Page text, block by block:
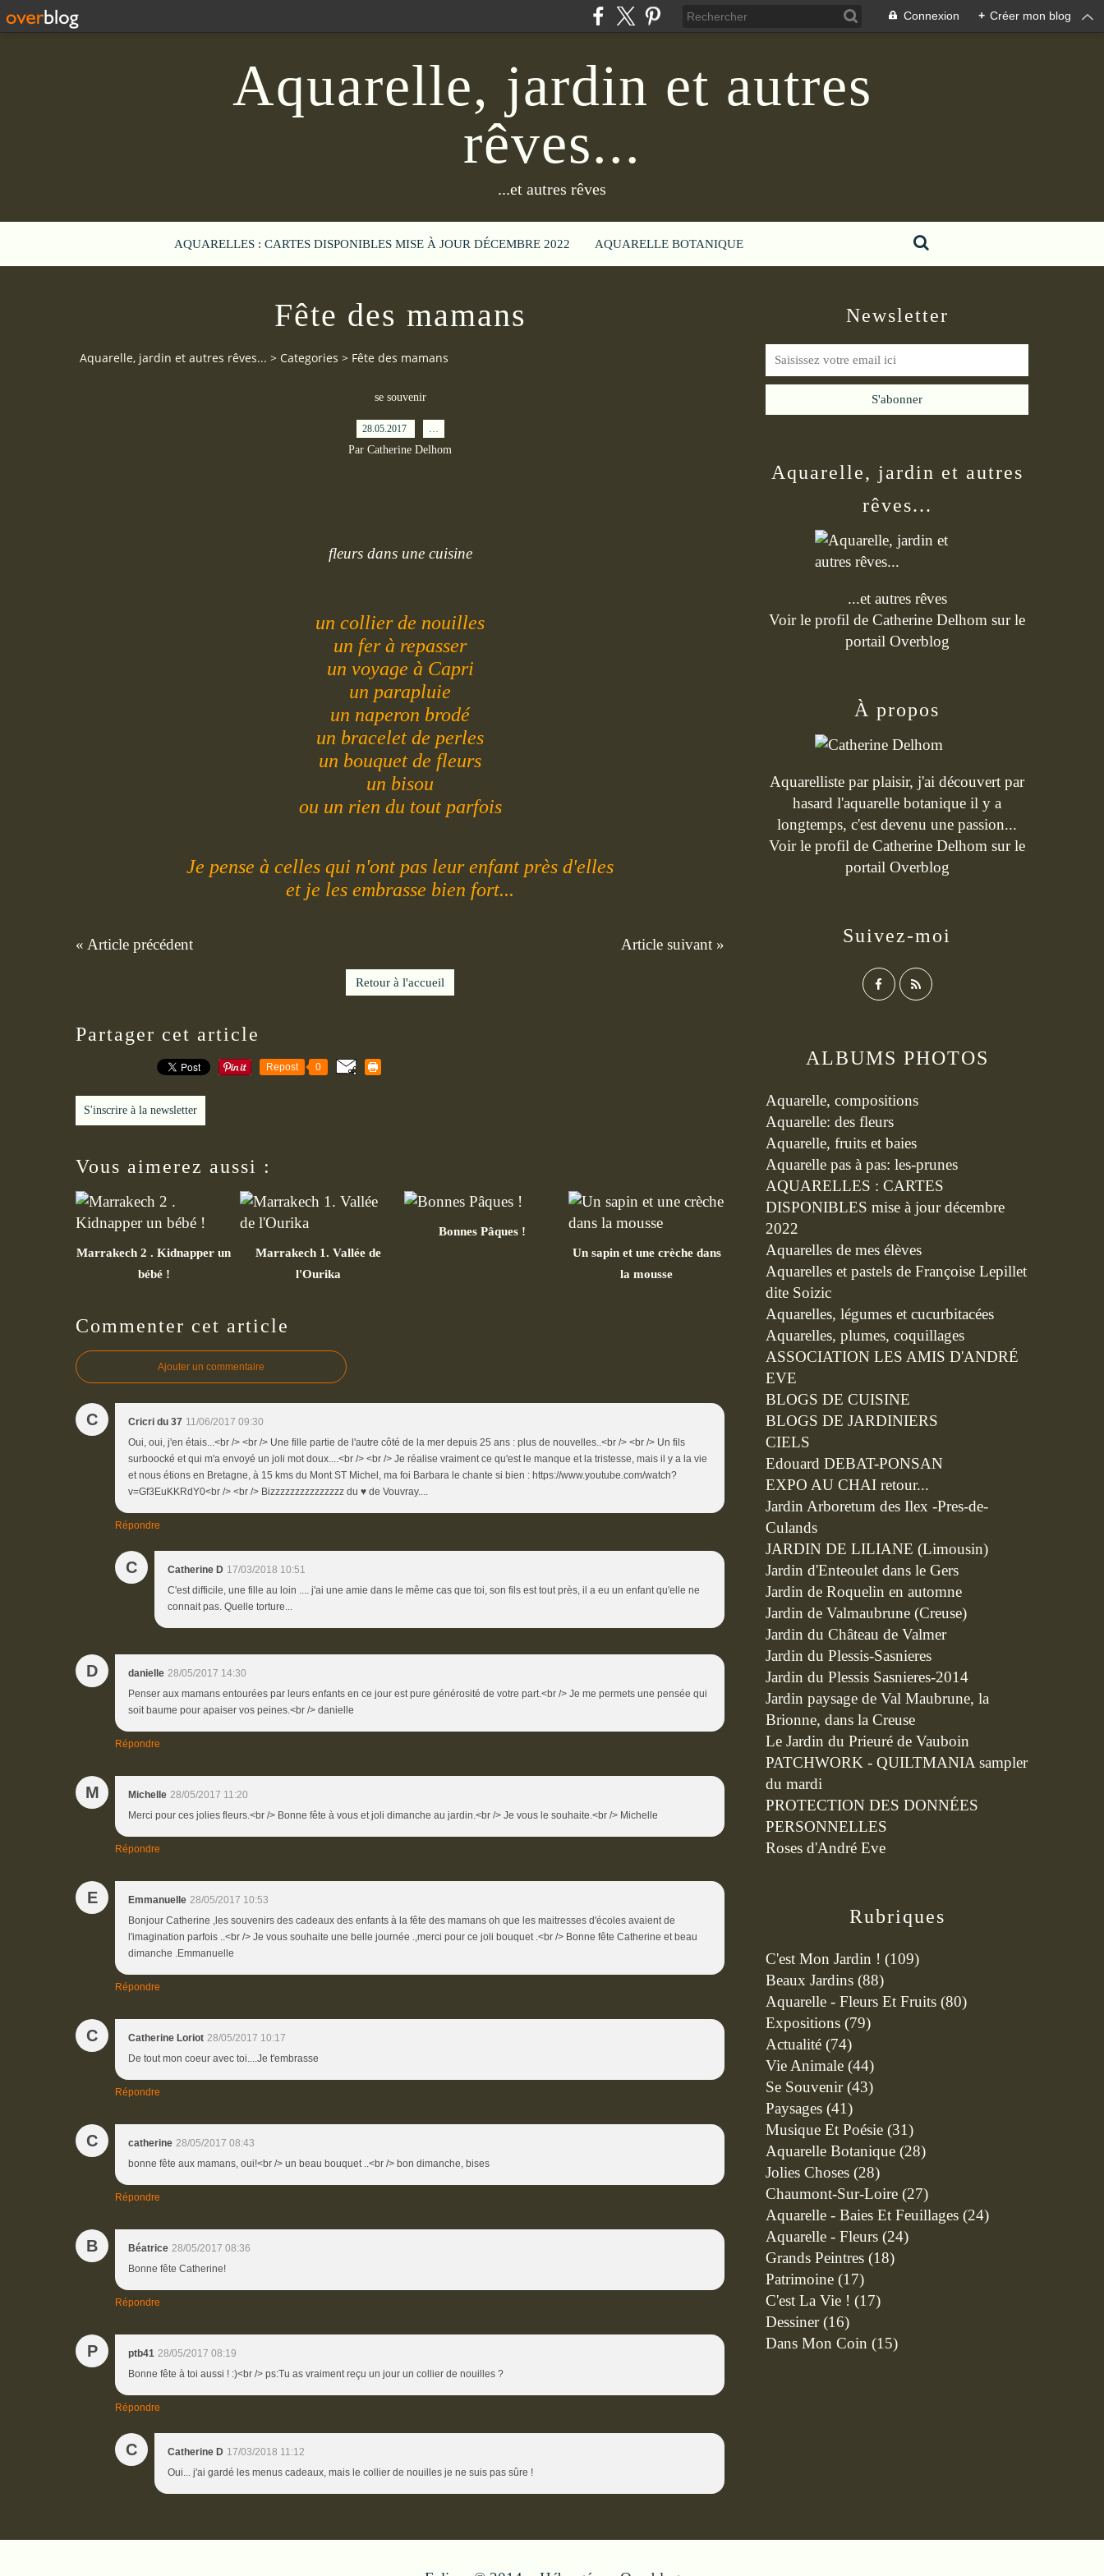
Connexion + Créer mon blog
Aquarelle, jardin et autres
rêves...
...et autres rêves
AQUARELLES : CARTES DISPONIBLES MISE À JOUR DÉCEMBRE 2022 AQUARELLE BOTANIQUE
Fête des mamans
Aquarelle, jardin et autres rêves... > Categories > Fête des mamans
se souvenir
28.05.2017
Par Catherine Delhom
fleurs dans une cuisine
un collier de nouilles
un fer à repasser
un voyage à Capri
un parapluie
un naperon brodé
un bracelet de perles
un bouquet de fleurs
un bisou
ou un rien du tout parfois
Je pense à celles qui n'ont pas leur enfant près d'elles
et je les embrasse bien fort...
« Article précédent Article suivant »
Retour à l'accueil
Partager cet article
Repost 0
S'inscrire à la newsletter
Vous aimerez aussi :
Marrakech 2 . Kidnapper un
bébé !
Marrakech 1. Vallée de
l'Ourika
Bonnes Pâques !
Un sapin et une crèche dans
la mousse
Commenter cet article
Ajouter un commentaire
C Cricri du 37 11/06/2017 09:30
Oui, oui, j'en étais...<br /> <br /> Une fille partie de l'autre côté de la mer depuis 25 ans : plus de nouvelles..<br /> <br /> Un fils
surboocké et qui m'a envoyé un joli mot doux....<br /> <br /> Je réalise vraiment ce qu'est le manque et la tristesse, mais il y a la vie
et nous étions en Bretagne, à 15 kms du Mont ST Michel, ma foi Barbara le chante si bien : https://www.youtube.com/watch?
v=Gf3EuKKRdY0<br /> <br /> Bizzzzzzzzzzzzzzz du ♥ de Vouvray....
Répondre
C Catherine D 17/03/2018 10:51
C'est difficile, une fille au loin .... j'ai une amie dans le même cas que toi, son fils est tout près, il a eu un enfant qu'elle ne
connait pas. Quelle torture...
D danielle 28/05/2017 14:30
Penser aux mamans entourées par leurs enfants en ce jour est pure générosité de votre part.<br /> Je me permets une pensée qui
soit baume pour apaiser vos peines.<br /> danielle
Répondre
M Michelle 28/05/2017 11:20
Merci pour ces jolies fleurs.<br /> Bonne fête à vous et joli dimanche au jardin.<br /> Je vous le souhaite.<br /> Michelle
Répondre
E Emmanuelle 28/05/2017 10:53
Bonjour Catherine ,les souvenirs des cadeaux des enfants à la fête des mamans oh que les maitresses d'écoles avaient de
l'imagination parfois ..<br /> Je vous souhaite une belle journée .,merci pour ce joli bouquet .<br /> Bonne fête Catherine et beau
dimanche .Emmanuelle
Répondre
C Catherine Loriot 28/05/2017 10:17
De tout mon coeur avec toi....Je t'embrasse
Répondre
C catherine 28/05/2017 08:43
bonne fête aux mamans, oui!<br /> un beau bouquet ..<br /> bon dimanche, bises
Répondre
B Béatrice 28/05/2017 08:36
Bonne fête Catherine!
Répondre
P ptb41 28/05/2017 08:19
Bonne fête à toi aussi ! :)<br /> ps:Tu as vraiment reçu un jour un collier de nouilles ?
Répondre
C Catherine D 17/03/2018 11:12
Oui... j'ai gardé les menus cadeaux, mais le collier de nouilles je ne suis pas sûre !
Newsletter
Rubriques
C'est Mon Jardin ! (109)
Beaux Jardins (88)
Aquarelle - Fleurs Et Fruits (80)
Expositions (79)
Actualité (74)
Vie Animale (44)
Se Souvenir(43)
Paysages (41)
Musique Et Poésie (31)
Aquarelle Botanique (28)
Jolies Choses (28)
Chaumont-Sur-Loire (27)
Aquarelle - Baies Et Feuillages (24)
Aquarelle - Fleurs (24)
Grands Peintres (18)
Patrimoine (17)
C'est La Vie ! (17)
Dessiner(16)
Dans Mon Coin (15)
ALBUMS PHOTOS
Aquarelle, compositions
Aquarelle: des fleurs
Aquarelle, fruits et baies
Aquarelle pas à pas: les-prunes
AQUARELLES : CARTES
DISPONIBLES mise à jour décembre
2022
Aquarelles de mes élèves
Aquarelles et pastels de Françoise Lepillet
dite Soizic
Aquarelles, légumes et cucurbitacées
Aquarelles, plumes, coquillages
ASSOCIATION LES AMIS D'ANDRÉ
EVE
BLOGS DE CUISINE
BLOGS DE JARDINIERS
CIELS
Edouard DEBAT-PONSAN
EXPO AU CHAI retour...
Jardin Arboretum des Ilex -Pres-de-
Culands
JARDIN DE LILIANE (Limousin)
Jardin d'Enteoulet dans le Gers
Jardin de Roquelin en automne
Jardin de Valmaubrune (Creuse)
Jardin du Château de Valmer
Jardin du Plessis-Sasnieres
Jardin du Plessis Sasnieres-2014
Jardin paysage de Val Maubrune, la
Brionne, dans la Creuse
Le Jardin du Prieuré de Vauboin
PATCHWORK - QUILTMANIA sampler
du mardi
PROTECTION DES DONNÉES
PERSONNELLES
Roses d'André Eve
Aquarelle, jardin et autres
rêves...
...et autres rêves
Voir le profil de Catherine Delhom sur le
portail Overblog
Suivez-moi
À propos
Aquarelliste par plaisir, j'ai découvert par
hasard l'aquarelle botanique il y a
longtemps, c'est devenu une passion...
Voir le profil de Catherine Delhom sur le
portail Overblog